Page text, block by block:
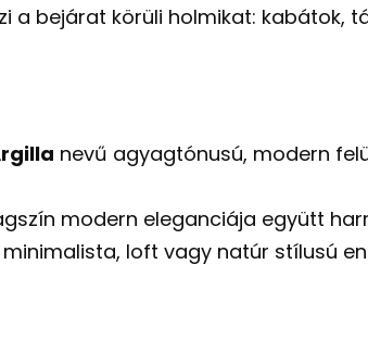
a bejárat körüli holmikat: kabátok,
nevű agyagtónusú, modern
modern eleganciája együtt
loft vagy natúr stílusú